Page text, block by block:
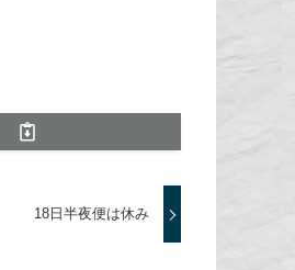
18日半夜便は休み